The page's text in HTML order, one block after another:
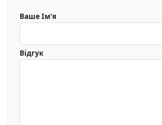
Ваше Ім'я
Відгук